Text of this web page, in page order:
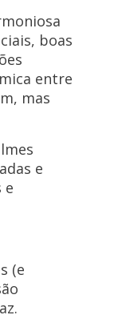
boas
entre
mas
e
e
(e